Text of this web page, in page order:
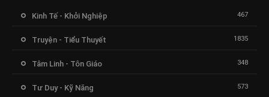
Kinh Tế - Khởi Nghiệp 467
Truyện - Tiểu Thuyết 1835
Tâm Linh - Tôn Giáo 348
Tư Duy - Kỹ Năng 573